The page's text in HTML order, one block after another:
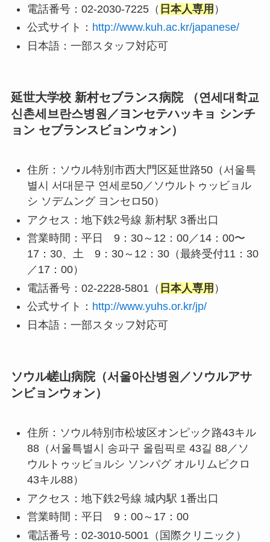
電話番号：02-2030-7225（ 日本人専用 ）
公式サイト： http://www.kuh.ac.kr/japanese/
日本語：一部スタッフ対応可
延世大学校 新村セブランス病院 （연세대학교
신촌세브란스병원／ヨンセテハッキョ シンチ
ョン セブランスビョンウォン）
住所：ソウル特別市西大門区延世路50（서울특
별시 서대문구 연세로50／ソウルトゥッビョル
シ ソデムング ヨンセロ50）
アクセス：地下鉄2号線 新村駅 3番出口
営業時間：平日 9：30～12：00／14：00〜
17：30、土 9：30～12：30（最終受付11：30
／17：00）
電話番号：02-2228-5801（ 日本人専用 ）
公式サイト： http://www.yuhs.or.kr/jp/
日本語：一部スタッフ対応可
ソウル嵯山病院（서울아산병원／ソウルアサ
ンビョンウォン）
住所：ソウル特別市松坡区オンピック路43キル
88（서울특별시 송파구 올림픽로 43길 88／ソ
ウルトゥッビョルシ ソンパグ オルリムピクロ
43キル88）
アクセス：地下鉄2号線 城内駅 1番出口
営業時間：平日 9：00～17：00
電話番号：02-3010-5001（国際クリニック）